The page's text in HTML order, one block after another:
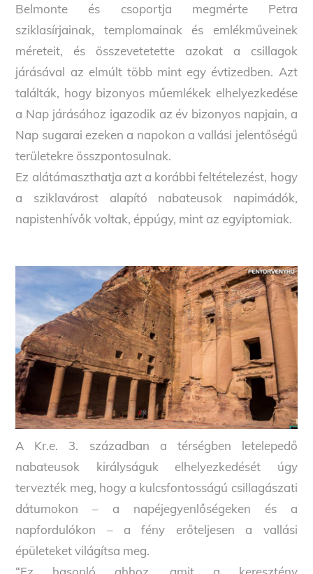
Belmonte és csoportja megmérte Petra
sziklasírjainak, templomainak és emlékműveinek
méreteit, és összevetetette azokat a csillagok
járásával az elmúlt több mint egy évtizedben. Azt
találták, hogy bizonyos műemlékek elhelyezkedése
a Nap járásához igazodik az év bizonyos napjain, a
Nap sugarai ezeken a napokon a vallási jelentőségű
területekre összpontosulnak.
Ez alátámaszthatja azt a korábbi feltételezést, hogy
a sziklavárost alapító nabateusok napimádók,
napistenhívők voltak, éppúgy, mint az egyiptomiak.
A Kr.e. 3. században a térségben letelepedő
nabateusok királyságuk elhelyezkedését úgy
tervezték meg, hogy a kulcsfontosságú csillagászati
dátumokon – a napéjegyenlőségeken és a
napfordulókon – a fény erőteljesen a vallási
épületeket világítsa meg.